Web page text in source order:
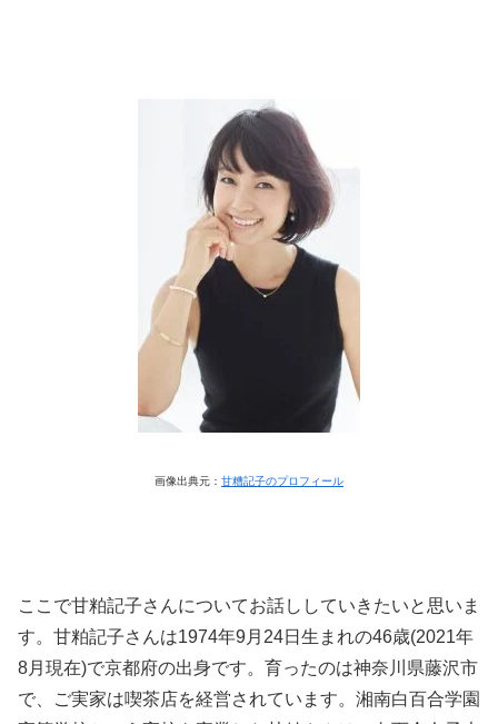
画像出典元： 甘糟記子のプロフィール
ここで甘粕記子さんについてお話ししていきたいと思いま
す。甘粕記子さんは1974年9月24日生まれの46歳(2021年
8月現在)で京都府の出身です。育ったのは神奈川県藤沢市
で、ご実家は喫茶店を経営されています。湘南白百合学園